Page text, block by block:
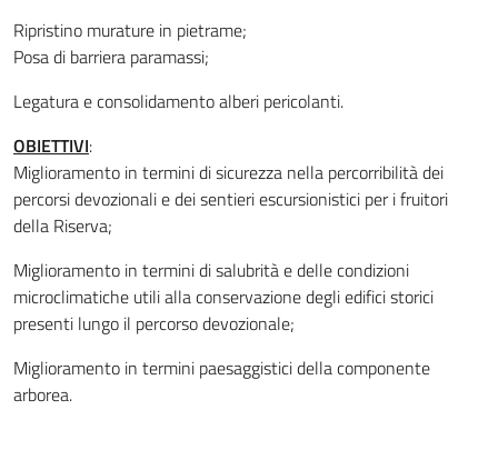
Ripristino murature in pietrame;
Posa di barriera paramassi;
Legatura e consolidamento alberi pericolanti.
OBIETTIVI:
Miglioramento in termini di sicurezza nella percorribilità dei
percorsi devozionali e dei sentieri escursionistici per i fruitori
della Riserva;
Miglioramento in termini di salubrità e delle condizioni
microclimatiche utili alla conservazione degli edifici storici
presenti lungo il percorso devozionale;
Miglioramento in termini paesaggisticidella componente
arborea.